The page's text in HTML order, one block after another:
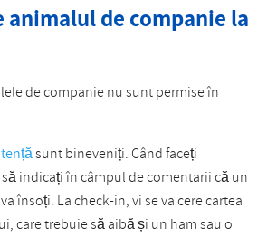
animalul de companie la
de companie nu sunt permise în
sunt bineveniți. Când faceți
indicați în câmpul de comentarii că un
însoți. La check-in, vi se va cere cartea
care trebuie să aibă și un ham sau o